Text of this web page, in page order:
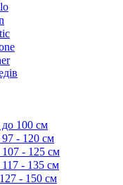
до 100 см
97 - 120 см
107 - 125 см
117 - 135 см
127 - 150 см